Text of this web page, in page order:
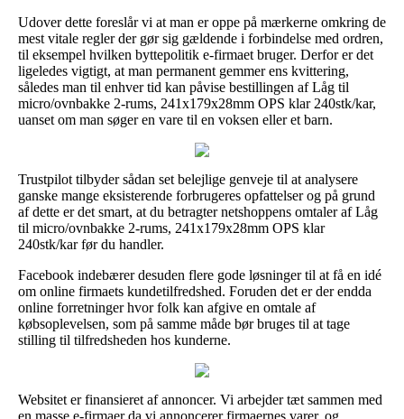
Udover dette foreslår vi at man er oppe på mærkerne omkring de
mest vitale regler der gør sig gældende i forbindelse med ordren,
til eksempel hvilken byttepolitik e-firmaet bruger. Derfor er det
ligeledes vigtigt, at man permanent gemmer ens kvittering,
således man til enhver tid kan påvise bestillingen af Låg til
micro/ovnbakke 2-rums, 241x179x28mm OPS klar 240stk/kar,
uanset om man søger en vare til en voksen eller et barn.
Trustpilot tilbyder sådan set belejlige genveje til at analysere
ganske mange eksisterende forbrugeres opfattelser og på grund
af dette er det smart, at du betragter netshoppens omtaler af Låg
til micro/ovnbakke 2-rums, 241x179x28mm OPS klar
240stk/kar før du handler.
Facebook indebærer desuden flere gode løsninger til at få en idé
om online firmaets kundetilfredshed. Foruden det er der endda
online forretninger hvor folk kan afgive en omtale af
købsoplevelsen, som på samme måde bør bruges til at tage
stilling til tilfredsheden hos kunderne.
Websitet er finansieret af annoncer. Vi arbejder tæt sammen med
en masse e-firmaer da vi annoncerer firmaernes varer, og